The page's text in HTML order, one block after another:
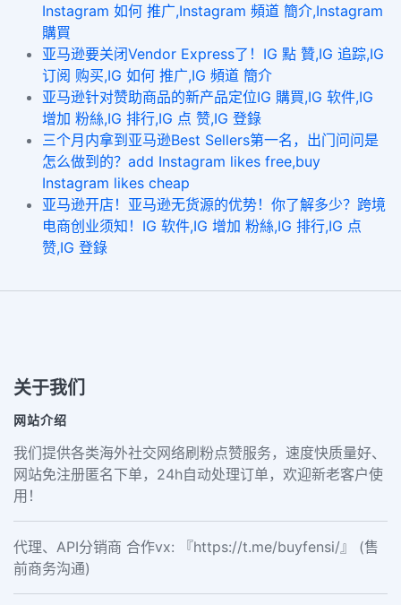
Instagram 如何 推广,Instagram 頻道 簡介,Instagram
購買
亚马逊要关闭Vendor Express了！IG 點 贊,IG 追踪,IG
订阅 购买,IG 如何 推广,IG 頻道 簡介
亚马逊针对赞助商品的新产品定位IG 購買,IG 软件,IG
增加 粉絲,IG 排行,IG 点 赞,IG 登錄
三个月内拿到亚马逊Best Sellers第一名，出门问问是
怎么做到的？add Instagram likes free,buy
Instagram likes cheap
亚马逊开店！亚马逊无货源的优势！你了解多少？跨境
电商创业须知！IG 软件,IG 增加 粉絲,IG 排行,IG 点
赞,IG 登錄
关于我们
网站介绍
我们提供各类海外社交网络刷粉点赞服务，速度快质量好、
网站免注册匿名下单，24h自动处理订单，欢迎新老客户使
用！
代理、API分销商 合作vx: 『https://t.me/buyfensi/』 (售
前商务沟通)